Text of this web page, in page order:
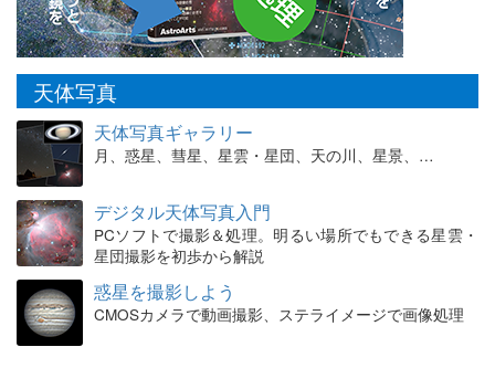
天体写真
天体写真ギャラリー
月、惑星、彗星、星雲・星団、天の川、星景、…
デジタル天体写真入門
PCソフトで撮影＆処理。明るい場所でもできる星雲・
星団撮影を初歩から解説
惑星を撮影しよう
CMOSカメラで動画撮影、ステライメージで画像処理